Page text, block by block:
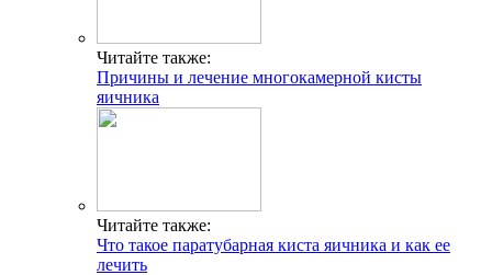
Читайте также:
Причины и лечение многокамерной кисты
яичника
Читайте также:
Что такое паратубарная киста яичника и как ее
лечить